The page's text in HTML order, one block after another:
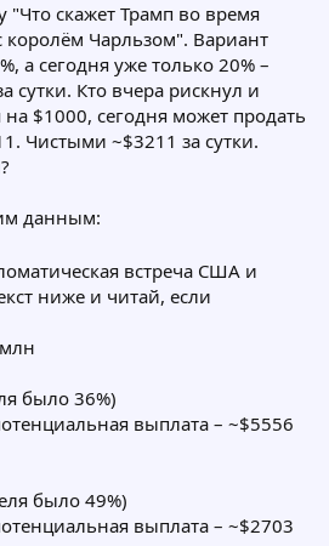
"Что скажет Трамп во время
королём Чарльзом". Вариант
а сегодня уже только 20% –
сутки. Кто вчера рискнул и
$1000, сегодня может продать
Чистыми ~$3211 за сутки.
данным:
встреча США и
ниже и читай, если
было 36%)
выплата – ~$5556
было 49%)
выплата – ~$2703